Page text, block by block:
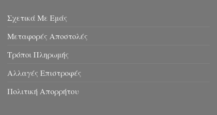
Σχετικά Με Εμάς
Μεταφορές Αποστολές
Τρόποι Πληρωμής
Αλλαγές Επιστροφές
Πολιτική Απορρήτου